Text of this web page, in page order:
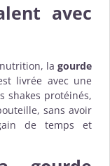
avec
la gourde
livrée avec une
shakes protéinés,
sans avoir
de temps et